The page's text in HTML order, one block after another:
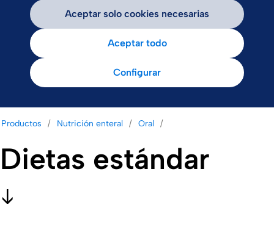
Productos Nutrición enteral Oral
Dietas estándar
Aceptar solo cookies necesarias
Aceptar todo
Configurar